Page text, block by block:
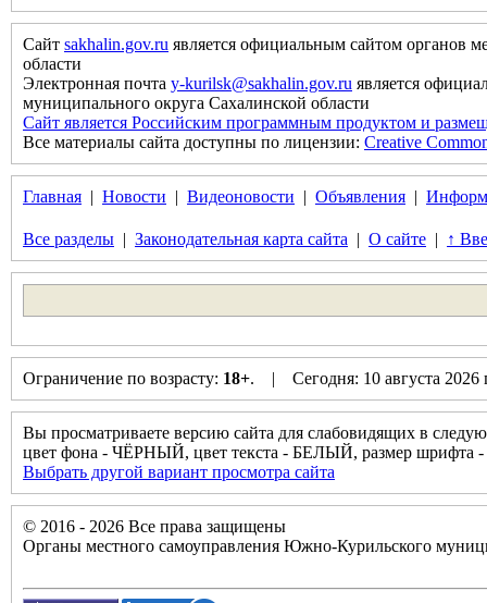
Сайт sakhalin.gov.ru является официальным сайтом органов
области
Электронная почта y-kurilsk@sakhalin.gov.ru является
муниципального округа Сахалинской области
Сайт является Российским программным продуктом и
Все материалы сайта доступны по лицензии: Creative
Главная | Новости | Видеоновости | Объявления |
Все разделы | Законодательная карта сайта | О сайте | ↑
Ограничение по возрасту: 18+. | Сегодня: 10 августа
Вы просматриваете версию сайта для слабовидящих в
цвет фона - ЧЁРНЫЙ, цвет текста - БЕЛЫЙ, размер
Выбрать другой вариант просмотра сайта
© 2016 - 2026 Все права защищены
Органы местного самоуправления Южно-Курильского